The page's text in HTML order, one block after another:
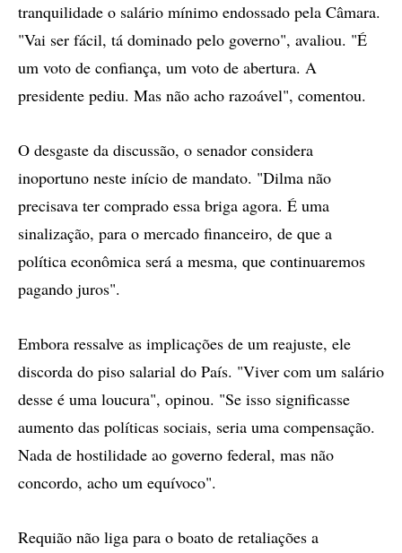
tranquilidade o salário mínimo endossado pela Câmara.
"Vai ser fácil, tá dominado pelo governo", avaliou. "É
um voto de confiança, um voto de abertura. A
presidente pediu. Mas não acho razoável", comentou.
O desgaste da discussão, o senador considera
inoportuno neste início de mandato. "Dilma não
precisava ter comprado essa briga agora. É uma
sinalização, para o mercado financeiro, de que a
política econômica será a mesma, que continuaremos
pagando juros".
Embora ressalve as implicações de um reajuste, ele
discorda do piso salarial do País. "Viver com um salário
desse é uma loucura", opinou. "Se isso significasse
aumento das políticas sociais, seria uma compensação.
Nada de hostilidade ao governo federal, mas não
concordo, acho um equívoco".
Requião não liga para o boato de retaliações a